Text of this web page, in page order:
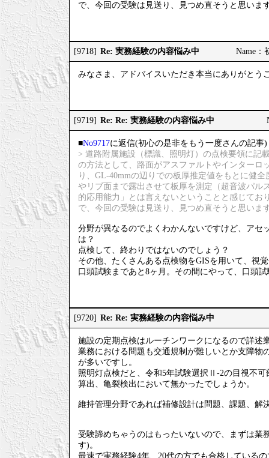
で、今回の受験は見送り、見つめ直そうと思いま
[9718] Re: 実務経験の内容悩み中 Name：
みなさま、アドバイスいただき本当にありがとう
[9719] Re: Re: 実務経験の内容悩み中
■No9717に返信(初心の是非をもう一度さんの記事)
> 道路附属施設（標識、照明灯）の点検要領に記
の方法として、路面がアスファルトやインターロ
り、GL-40mmの辺りでの板厚推定値をもとに健
やリブ面まで露出させて板厚を測定（超音波パル
的応用能力」とは言えないということと感じて
で、今回の受験は見送り、見つめ直そうと思いま
分野が異なるのでよくわかんないですけど、アセ
は？
点検して、終わりではないのでしょう？
その他、たくさんある点検物をGISを用いて、視
口頭試験まであと8ヶ月。その間にやって、口頭
[9720] Re: Re: 実務経験の内容悩み中
施設の定期点検はルーチンワークになるので詳述
業務における問題も交通規制が難しいとか支障物
が多いですし。
照明灯点検だと、令和5年試験選択Ⅱ-2の目視不
算出、亀裂検出において無かったでしょうか。
維持管理分野であれば補修設計は問題、課題、解
受験諦めちゃうのはもったいないので、まずは業
す)。
最速で実務経験4年、20代の方でも合格している